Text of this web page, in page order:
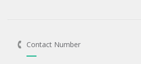
Contact Number